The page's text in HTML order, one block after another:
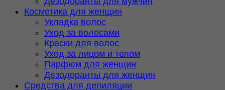
Косметика для женщин
Укладка волос
Уход за волосами
Краски для волос
Уход за лицом и телом
Парфюм для женщин
Дезодоранты для женщин
Средства для депиляции